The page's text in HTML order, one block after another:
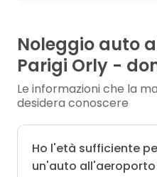
Noleggio auto
Parigi Orly -
Le informazioni che la
desidera conoscere
Ho l'età sufficiente
un'auto all'aeroporto